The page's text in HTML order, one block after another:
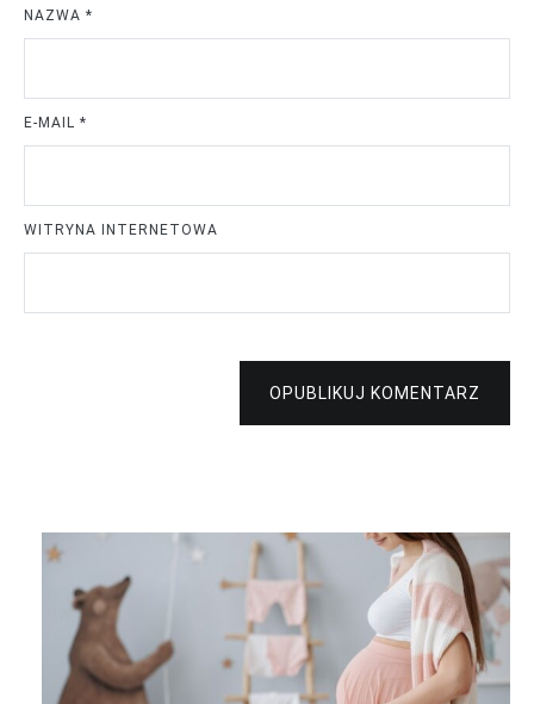
NAZWA *
E-MAIL *
WITRYNA INTERNETOWA
OPUBLIKUJ KOMENTARZ